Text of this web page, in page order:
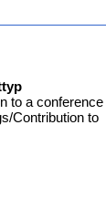
to a conference
Contribution to